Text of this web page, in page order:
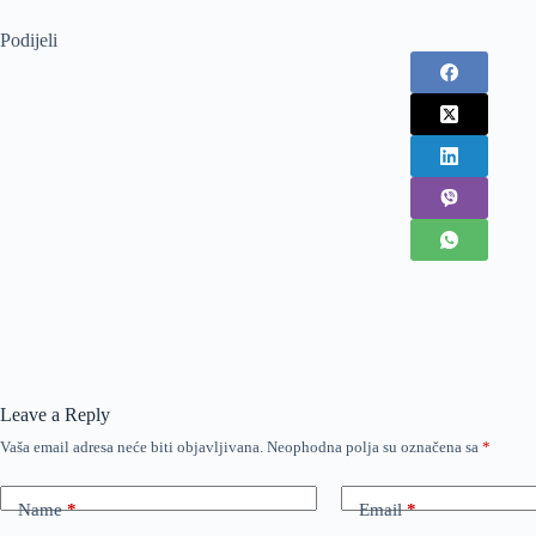
Podijeli
Leave a Reply
Vaša email adresa neće biti objavljivana. Neophodna polja su označena sa *
Name* Email*